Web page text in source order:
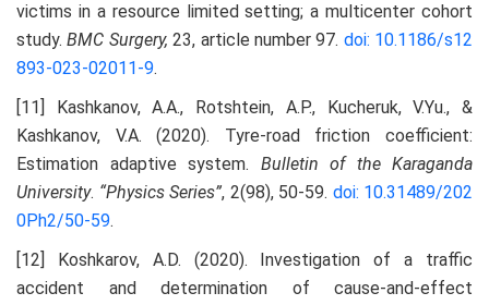
victims in a resource limited setting; a multicenter cohort
study.BMC Surgery,23, article number 97. doi: 10.1186/s12
893-023-02011-9.
[11] Kashkanov, A.A., Rotshtein, A.P., Kucheruk, V.Yu., &
Kashkanov, V.A. (2020). Tyre-road friction coefficient:
Estimation adaptive system. Bulletin of the Karaganda
University. “Physics Series”, 2(98), 50-59. doi: 10.31489/202
0Ph2/50-59.
[12] Koshkarov, A.D. (2020). Investigation of a traffic
accident and determination of cause-and-effect